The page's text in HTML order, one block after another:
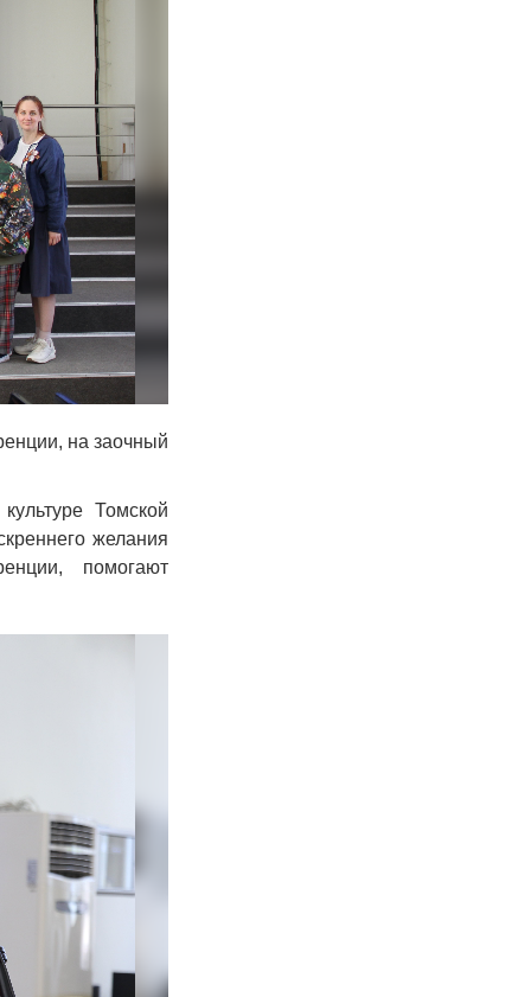
на заочный
Томской
желания
помогают